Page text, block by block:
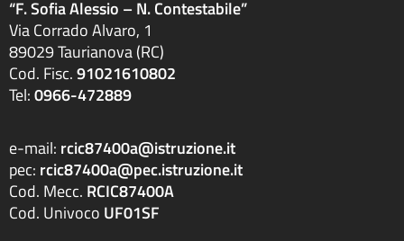
“F. Sofia Alessio – N. Contestabile”
Via Corrado Alvaro, 1
89029 Taurianova (RC)
Cod. Fisc.91021610802
Tel:0966-472889
e-mail: rcic87400a@istruzione.it
pec: rcic87400a@pec.istruzione.it
Cod. Mecc. RCIC87400A
Cod. Univoco UF01SF